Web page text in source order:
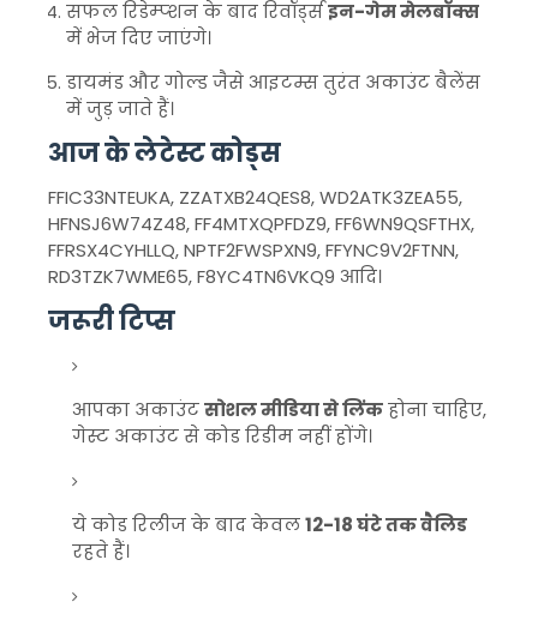
सफल रिडेम्प्शन के बाद रिवॉर्ड्सइन-गेम मेलबॉक्स
में भेज दिए जाएंगे।
डायमंड और गोल्ड जैसे आइटम्स तुरंत अकाउंट बैलेंस
में जुड़ जाते हैं।
आज के लेटेस्ट कोड्स
FFIC33NTEUKA, ZZATXB24QES8, WD2ATK3ZEA55,
HFNSJ6W74Z48, FF4MTXQPFDZ9, FF6WN9QSFTHX,
FFRSX4CYHLLQ, NPTF2FWSPXN9, FFYNC9V2FTNN,
RD3TZK7WME65, F8YC4TN6VKQ9 आदि।
जरूरी टिप्स
आपका अकाउंटसोशल मीडिया से लिंकहोना चाहिए,
गेस्ट अकाउंट से कोड रिडीम नहीं होंगे।
ये कोड रिलीज के बाद केवल12-18 घंटे तक वैलिड
रहते हैं।